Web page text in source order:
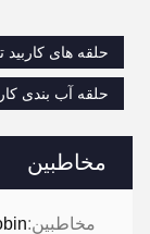
مخاطبین
مخاطبین:
حلقه های کاربید
حلقه آب بندی